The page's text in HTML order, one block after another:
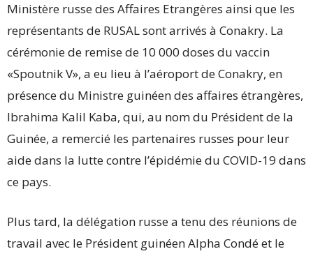
Ministère russe des Affaires Etrangères ainsi que les
représentants de RUSAL sont arrivés à Conakry. La
cérémonie de remise de 10 000 doses du vaccin
«Spoutnik V», a eu lieu à l’aéroport de Conakry, en
présence du Ministre guinéen des affaires étrangères,
Ibrahima Kalil Kaba, qui, au nom du Président de la
Guinée, a remercié les partenaires russes pour leur
aide dans la lutte contre l’épidémie du COVID-19 dans
ce pays.
Plus tard, la délégation russe a tenu des réunions de
travail avec le Président guinéen Alpha Condé et le